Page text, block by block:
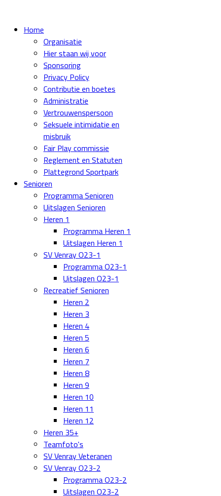
Home
Organisatie
Hier staan wij voor
Sponsoring
Privacy Policy
Contributie en boetes
Administratie
Vertrouwenspersoon
Seksuele intimidatie en
misbruik
Fair Play commissie
Reglement en Statuten
Plattegrond Sportpark
Senioren
Programma Senioren
Uitslagen Senioren
Heren 1
Programma Heren 1
Uitslagen Heren 1
SV Venray O23-1
Programma O23-1
Uitslagen O23-1
Recreatief Senioren
Heren 2
Heren 3
Heren 4
Heren 5
Heren 6
Heren 7
Heren 8
Heren 9
Heren 10
Heren 11
Heren 12
Heren 35+
Teamfoto's
SV Venray Veteranen
SV Venray O23-2
Programma O23-2
Uitslagen O23-2